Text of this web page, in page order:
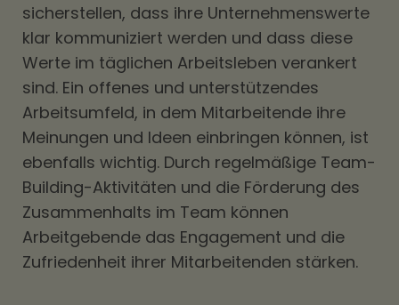
sicherstellen, dass ihre Unternehmenswerte
klar kommuniziert werden und dass diese
Werte im täglichen Arbeitsleben verankert
sind. Ein offenes und unterstützendes
Arbeitsumfeld, in dem Mitarbeitende ihre
Meinungen und Ideen einbringen können, ist
ebenfalls wichtig. Durch regelmäßige Team-
Building-Aktivitäten und die Förderung des
Zusammenhalts im Team können
Arbeitgebende das Engagement und die
Zufriedenheit ihrer Mitarbeitenden stärken.